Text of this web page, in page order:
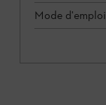
Mode d'emploi